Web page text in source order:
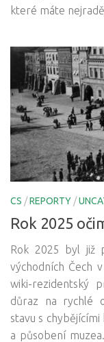
které máte
CS /REPORTY /
Rok 2025
Rok 2025 byl již
východních Čech
wiki-rezidentský
důraz na rychlé
stavu s
a působení